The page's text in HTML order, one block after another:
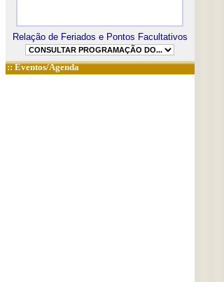
Relação de Feriados e Pontos Facultativos
::Eventos/Agenda